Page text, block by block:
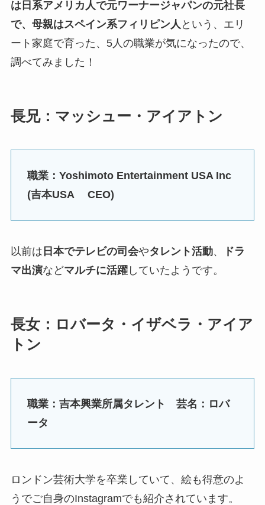
は日系アメリカ人で元ワーナージャパンの元社長
で、母親はスペイン系フィリピン人 という、エリ
ート家庭で育った、5人の職業が気になったので、
調べてみました！
長兄：マッシュー・アイアトン
職業：Yoshimoto Entertainment USA Inc
(吉本USA CEO)
以前は 日本でテレビの司会やタレント活動、
ドラ
マ出演などマルチに活躍していたようです。
長女：ロバータ・イザベラ・アイア
トン
職業：吉本興業所属タレント 芸名：ロバ
ータ
ロンドン芸術大学を卒業していて、絵も得意のよ
うでご自身のInstagramでも紹介されています。